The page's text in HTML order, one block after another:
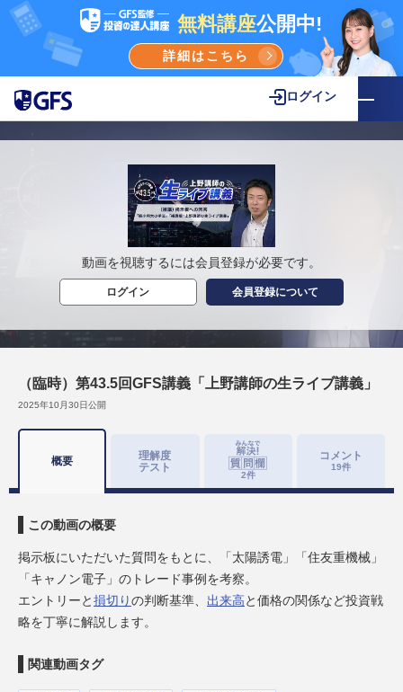
無料講座公開中!
詳細はこちら
ログイン
動画を視聴するには会員登録が必要です。
ログイン 会員登録について
（臨時）第43.5回GFS講義「上野講師の生ライブ講義」
2025年10月30日公開
概要
理解度
テスト
2件
コメント
19件
この動画の概要
掲示板にいただいた質問をもとに、「太陽誘電」「住友重機械」
「キャノン電子」のトレード事例を考察。
エントリーと損切りの判断基準、 出来高と価格の関係など投資戦
略を丁寧に解説します。
関連動画タグ